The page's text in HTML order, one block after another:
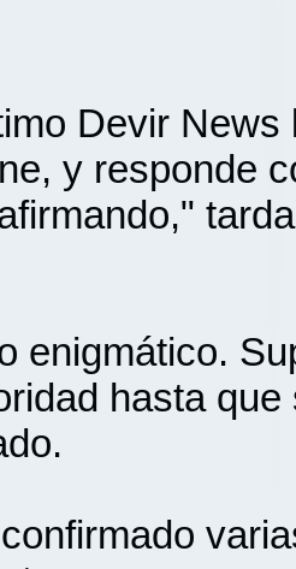
Devir
y responde
enigmático.
hasta